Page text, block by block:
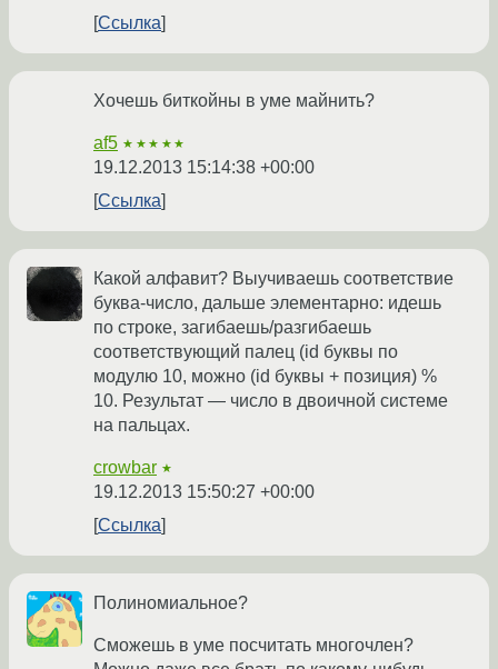
Ссылка
Хочешь биткойны в уме майнить?
af5 ★★★★★
19.12.2013 15:14:38 +00:00
Ссылка
Какой алфавит? Выучиваешь соответствие
буква-число, дальше элементарно: идешь
по строке, загибаешь/разгибаешь
соответствующий палец (id буквы по
модулю 10, можно (id буквы + позиция) %
10. Результат — число в двоичной системе
на пальцах.
crowbar ★
19.12.2013 15:50:27 +00:00
Ссылка
Полиномиальное?
Сможешь в уме посчитать многочлен?